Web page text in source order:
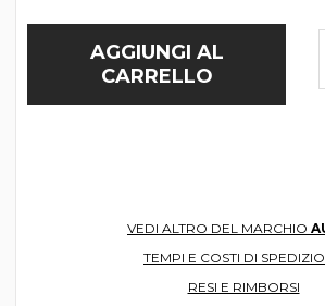
AGGIUNGI AL
CARRELLO
VEDI ALTRO DEL MARCHIO
TEMPI E COSTI DI
RESI E RIMBORSI